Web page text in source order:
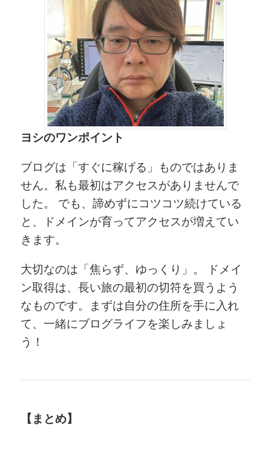
ヨシのワンポイント
ブログは「すぐに稼げる」ものではありま
せん。私も最初はアクセスがありませんで
した。 でも、諦めずにコツコツ続けている
と、ドメインが育ってアクセスが増えてい
きます。
大切なのは「焦らず、ゆっくり」。 ドメイ
ン取得は、長い旅の最初の切符を買うよう
なものです。まずは自分の住所を手に入れ
て、一緒にブログライフを楽しみましょ
う！
【まとめ】